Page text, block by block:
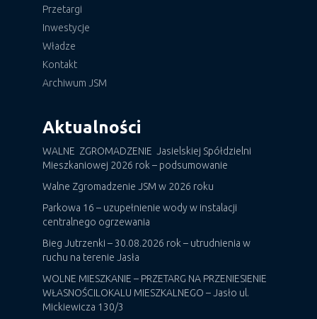
Przetargi
Inwestycje
Władze
Kontakt
Archiwum JSM
Aktualności
WALNE ZGROMADZENIE Jasielskiej Spółdzielni
Mieszkaniowej 2026 rok – podsumowanie
Walne Zgromadzenie JSM w 2026 roku
Parkowa 16 – uzupełnienie wody w instalacji
centralnego ogrzewania
Bieg Jutrzenki – 30.08.2026 rok – utrudnienia w
ruchu na terenie Jasła
WOLNE MIESZKANIE – PRZETARG NA PRZENIESIENIE
WŁASNOŚCILOKALU MIESZKALNEGO – Jasło ul.
Mickiewicza 130/3